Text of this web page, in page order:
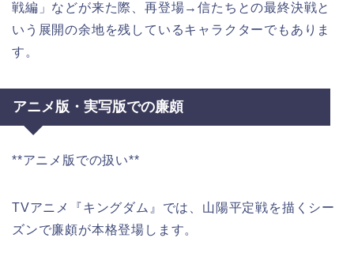
戦編」などが来た際、再登場→信たちとの最終決戦と
いう展開の余地を残しているキャラクターでもありま
す。
アニメ版・実写版での廉頗
**アニメ版での扱い**
TVアニメ『キングダム』では、山陽平定戦を描くシー
ズンで廉頗が本格登場します。